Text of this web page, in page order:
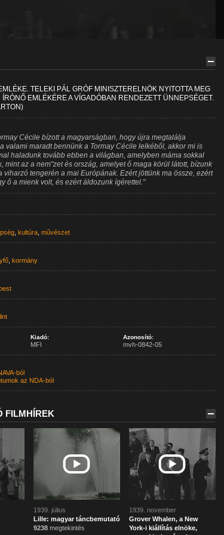
TELEKI PÁL GRÓF MINISZTERELNÖK NYITOTTA MEG
ÍRÓNŐ EMLÉKÉRE A VÍGADÓBAN RENDEZETT ÜNNEPSÉGET.
Cécile bízott a magyarságban, hogy újra megtalálja
valami maradt bennünk a Tormay Cécile lelkéből, akkor mi is
haladunk tovább ebben a világban, amelyben máma sokkal
mint az a nem"zet és ország, amelyet ő maga körül látott, bízunk
viharzó tengerén a mai Európának. Ezért jöttünk ma össze, ezért
ő a mienk volt, és ezért áldozunk ígérettel."
, kultúra, művészet
, kormány
Kiadó:
MFI
Azonosító:
mvh-0842-05
ból
az NDA-ból
FILMHÍREK
1939. július
Lille: magyar táncbemutató
9238megtekintés
1939. november
Grover Whalen, a New
York-i kiállítás elnöke,